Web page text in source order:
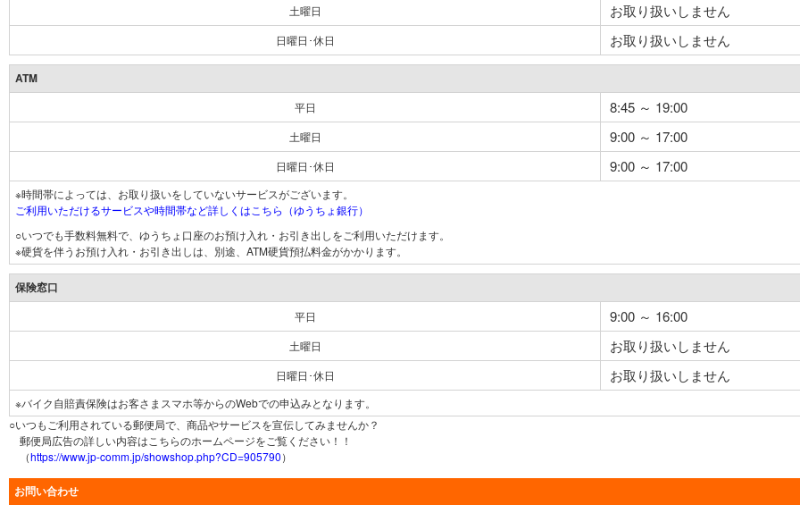
土曜日 お取り扱いしません
日曜日･休日 お取り扱いしません
ATM
平日 8:45 ～ 19:00
土曜日 9:00 ～ 17:00
日曜日･休日 9:00 ～ 17:00
※時間帯によっては、お取り扱いをしていないサービスがございます。
ご利用いただけるサービスや時間帯など詳しくはこちら（ゆうちょ銀行）
○いつでも手数料無料で、ゆうちょ口座のお預け入れ・お引き出しをご利用いただけます。
※硬貨を伴うお預け入れ・お引き出しは、別途、ATM硬貨預払料金がかかります。
保険窓口
平日 9:00 ～ 16:00
土曜日 お取り扱いしません
日曜日･休日 お取り扱いしません
※バイク自賠責保険はお客さまスマホ等からのWebでの申込みとなります。
○いつもご利用されている郵便局で、商品やサービスを宣伝してみませんか？
郵便局広告の詳しい内容はこちらのホームページをご覧ください！！
（https://www.jp-comm.jp/showshop.php?CD=905790）
お問い合わせ